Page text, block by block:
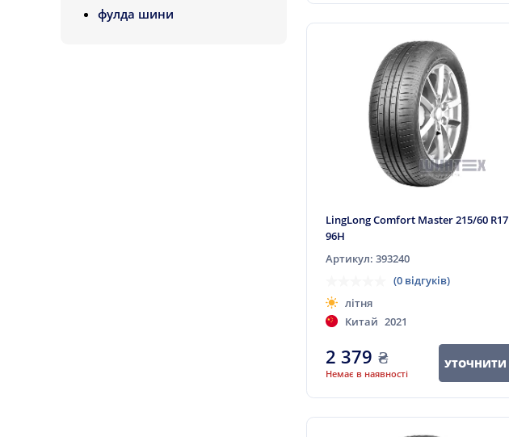
Avon
фулда шини
LingLong Comfort Master 215/60 R17
96H
Артикул: 393240
(0 відгуків)
літня
Китай 2021
2 379 ₴
Немає в наявності
УТОЧНИТИ